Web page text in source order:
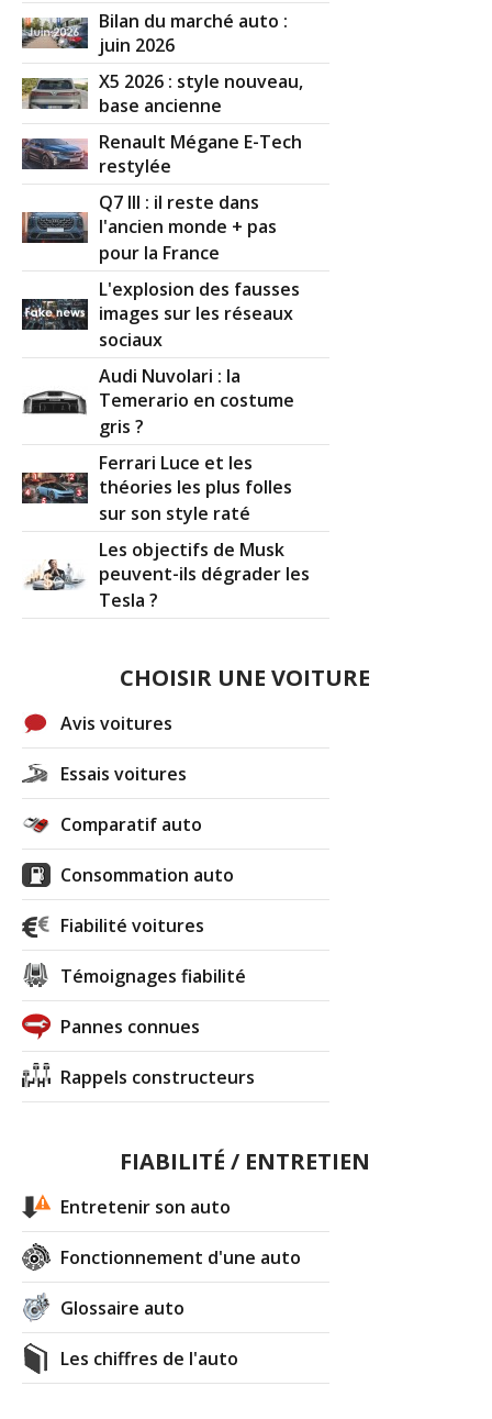
Bilan du marché auto :
juin 2026
X5 2026 : style nouveau,
base ancienne
Renault Mégane E-Tech
restylée
Q7 III : il reste dans
l'ancien monde + pas
pour la France
L'explosion des fausses
images sur les réseaux
sociaux
Audi Nuvolari : la
Temerario en costume
gris ?
Ferrari Luce et les
théories les plus folles
sur son style raté
Les objectifs de Musk
peuvent-ils dégrader les
Tesla ?
CHOISIR UNE VOITURE
Avis voitures
Essais voitures
Comparatif auto
Consommation auto
Fiabilité voitures
Témoignages fiabilité
Pannes connues
Rappels constructeurs
FIABILITÉ / ENTRETIEN
Entretenir son auto
Fonctionnement d'une auto
Glossaire auto
Les chiffres de l'auto